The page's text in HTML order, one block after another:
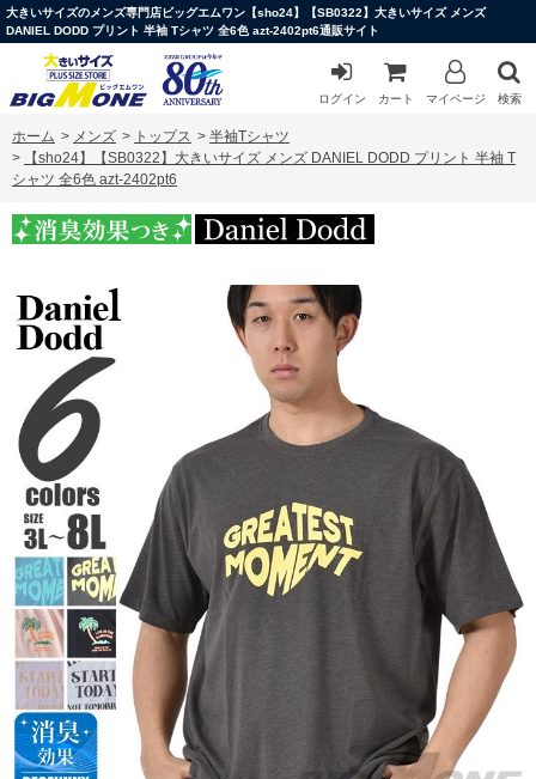
大きいサイズのメンズ専門店ビッグエムワン【sho24】【SB0322】大きいサイズ メンズ
DANIEL DODD プリント 半袖 Tシャツ 全6色 azt-2402pt6通販サイト
ログイン カート マイページ 検索
ホーム > メンズ > トップス > 半袖Tシャツ
>
【sho24】【SB0322】大きいサイズ メンズ DANIEL DODD プリント 半袖 T
シャツ 全6色 azt-2402pt6